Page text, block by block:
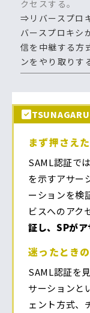
クセスする。
⇒リバースプロ
バースプロキシ
信を中継する方
ンをやり取りす
まず押さえ
SAML認証で
を示すアサー
ーションを検
ビスへのアク
証し、SPが
迷ったとき
SAML認証を
サーションと
ェント方式